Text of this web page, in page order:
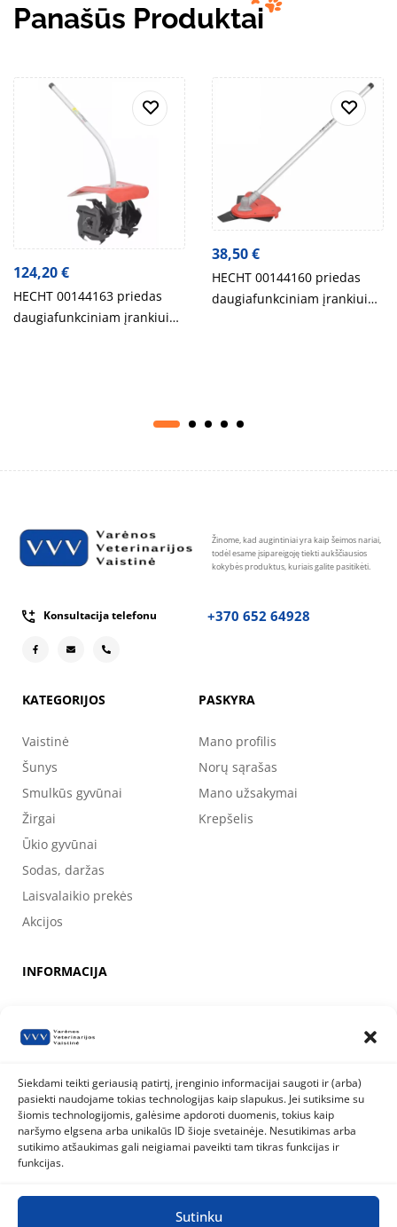
Siekdami teikti geriausią patirtį, įrenginio informacijai saugoti ir (arba)
pasiekti naudojame tokias technologijas kaip slapukus. Jei sutiksime su
šiomis technologijomis, galėsime apdoroti duomenis, tokius kaip
naršymo elgsena arba unikalūs ID šioje svetainėje. Nesutikimas arba
sutikimo atšaukimas gali neigiamai paveikti tam tikras funkcijas ir
funkcijas.
Sutinku
Panašūs Produktai
124,20€
HECHT 00144163 priedas
daugiafunkciniam įrankiui
38,50€
HECHT 00144160 priedas
daugiafunkciniam įrankiui
Žinome, kad augintiniai yra kaip šeimos nariai,
todėl esame įsipareigoję tiekti aukščiausios
kokybės produktus, kuriais galite pasitikėti.
Konsultacija telefonu +370 652 64928
KATEGORIJOS
Vaistinė
Šunys
Smulkūs gyvūnai
Žirgai
Ūkio gyvūnai
Sodas, daržas
Laisvalaikio prekės
Akcijos
PASKYRA
Mano profilis
Norų sąrašas
Mano užsakymai
Krepšelis
INFORMACIJA
Kontaktai
Valstybinė maisto ir veterinarijos tarnyba
Siesikų g. 19 LT-07170 Vilnius
8 800 40 403
www.vmvt.lt